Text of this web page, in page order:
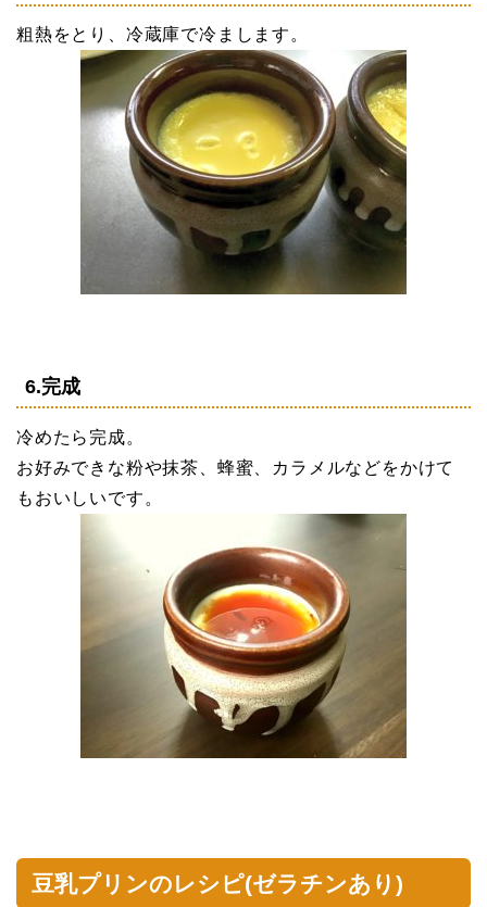
粗熱をとり、冷蔵庫で冷まします。
6.完成
冷めたら完成。
お好みできな粉や抹茶、蜂蜜、カラメルなどをかけて
もおいしいです。
豆乳プリンのレシピ(ゼラチンあり)